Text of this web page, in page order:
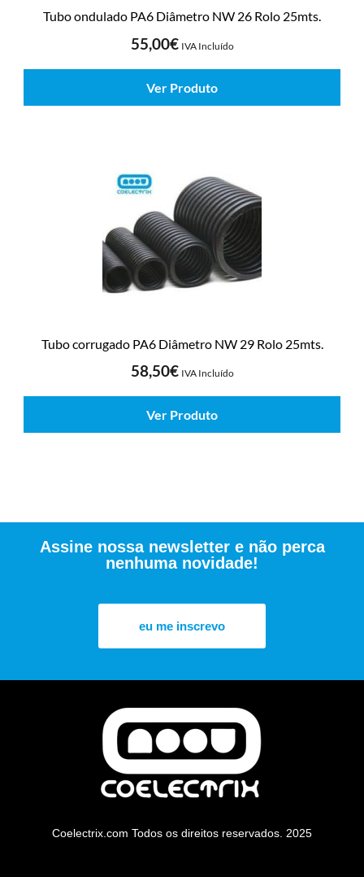
Tubo ondulado PA6 Diâmetro NW 26 Rolo 25mts.
55,00€ IVA Incluído
Ver Produto
Tubo corrugado PA6 Diâmetro NW 29 Rolo 25mts.
58,50€ IVA Incluído
Ver Produto
Assine nossa newsletter e não perca
nenhuma novidade!
eu me inscrevo
Coelectrix.com Todos os direitos reservados. 2025